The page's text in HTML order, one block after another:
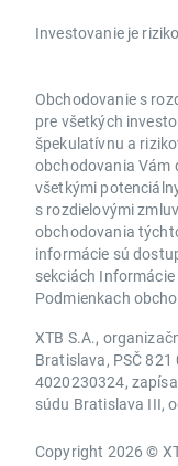
Investovanie je
Obchodovanie s
pre všetkých
špekulatívnu a
obchodovania Vám
všetkými
s rozdielovými
obchodovania
informácie sú
sekciách
Podmienkach
XTB S.A.,
Bratislava, PSČ 821
4020230324,
súdu Bratislava III,
Copyright 2026 ©